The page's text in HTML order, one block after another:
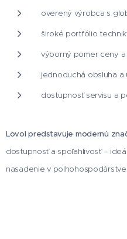
overený výrobca s
široké portfólio
výborný pomer ceny a
jednoduchá obsluha a
dostupnosť servisu a
Lovol predstavuje modernú
dostupnosť a spoľahlivosť –
nasadenie v